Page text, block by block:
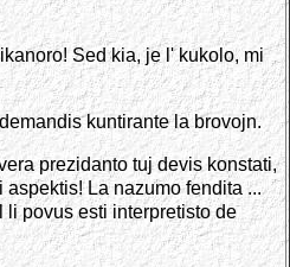
Sed kia, je l' kukolo, mi
kuntirante la brovojn.
prezidanto tuj devis konstati,
La nazumo fendita ...
povus esti interpretisto de